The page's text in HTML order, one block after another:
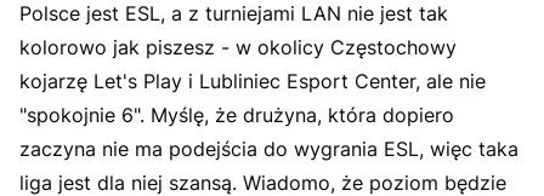
Polsce jest ESL, a z turniejami LAN nie jest tak
kolorowo jak piszesz - w okolicy Częstochowy
kojarzę Let's Play i Lubliniec Esport Center, ale nie
"spokojnie 6". Myślę, że drużyna, która dopiero
zaczyna nie ma podejścia do wygrania ESL, więc taka
liga jest dla niej szansą. Wiadomo, że poziom będzie